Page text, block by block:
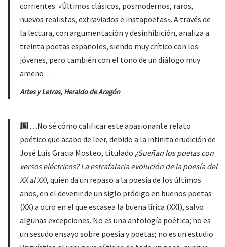
corrientes: «Últimos clásicos, posmodernos, raros,
nuevos realistas, extraviados e instapoetas». A través de
la lectura, con argumentación y desinhibición, analiza a
treinta poetas españoles, siendo muy crítico con los
jóvenes, pero también con el tono de un diálogo muy
ameno…
Artes y Letras, Heraldo de Aragón
…No sé cómo calificar este apasionante relato
poético que acabo de leer, debido a la infinita erudición de
José Luis Gracia Mosteo, titulado ¿Sueñan los poetas con
versos eléctricos? La estrafalaria evolución de la poesía del
XX al XXI, quien da un repaso a la poesía de los últimos
años, en el devenir de un siglo pródigo en buenos poetas
(XX) a otro en el que escasea la buena lírica (XXI), salvo
algunas excepciones. No es una antología poética; no es
un sesudo ensayo sobre poesía y poetas; no es un estudio